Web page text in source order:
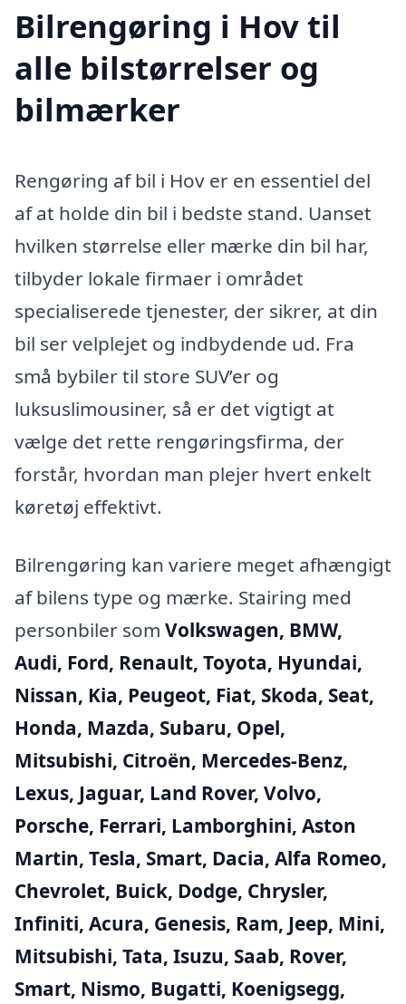
Bilrengøring i Hov til
alle bilstørrelser og
bilmærker
Rengøring af bil i Hov er en essentiel del
af at holde din bil i bedste stand. Uanset
hvilken størrelse eller mærke din bil har,
tilbyder lokale firmaer i området
specialiserede tjenester, der sikrer, at din
bil ser velplejet og indbydende ud. Fra
små bybiler til store SUV’er og
luksuslimousiner, så er det vigtigt at
vælge det rette rengøringsfirma, der
forstår, hvordan man plejer hvert enkelt
køretøj effektivt.
Bilrengøring kan variere meget afhængigt
af bilens type og mærke. Stairing med
personbiler som Volkswagen, BMW,
Audi, Ford, Renault, Toyota, Hyundai,
Nissan, Kia, Peugeot, Fiat, Skoda, Seat,
Honda, Mazda, Subaru, Opel,
Mitsubishi, Citroën, Mercedes-Benz,
Lexus, Jaguar, Land Rover, Volvo,
Porsche, Ferrari, Lamborghini, Aston
Martin, Tesla, Smart, Dacia, Alfa Romeo,
Chevrolet, Buick, Dodge, Chrysler,
Infiniti, Acura, Genesis, Ram, Jeep, Mini,
Mitsubishi, Tata, Isuzu, Saab, Rover,
Smart, Nismo, Bugatti, Koenigsegg,